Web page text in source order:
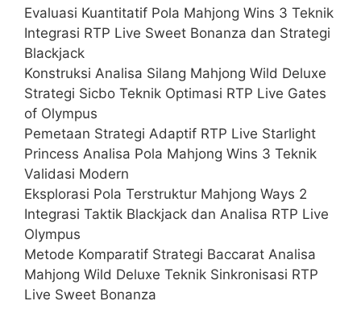
Evaluasi Kuantitatif Pola Mahjong Wins 3 Teknik
Integrasi RTP Live Sweet Bonanza dan Strategi
Blackjack
Konstruksi Analisa Silang Mahjong Wild Deluxe
Strategi Sicbo Teknik Optimasi RTP Live Gates
of Olympus
Pemetaan Strategi Adaptif RTP Live Starlight
Princess Analisa Pola Mahjong Wins 3 Teknik
Validasi Modern
Eksplorasi Pola Terstruktur Mahjong Ways 2
Integrasi Taktik Blackjack dan Analisa RTP Live
Olympus
Metode Komparatif Strategi Baccarat Analisa
Mahjong Wild Deluxe Teknik Sinkronisasi RTP
Live Sweet Bonanza